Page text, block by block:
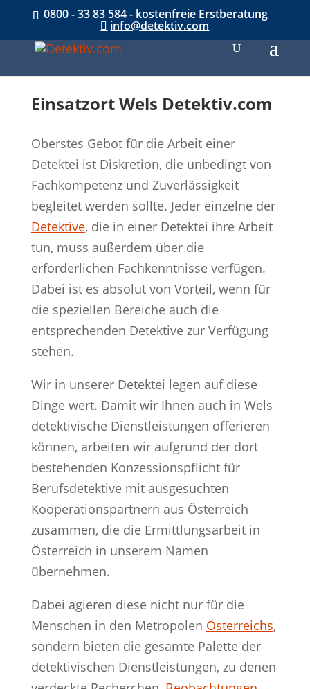
0800 - 33 83 584 - kostenfreie Erstberatung
info@detektiv.com
Einsatzort Wels Detektiv.com
Oberstes Gebot für die Arbeit einer
Detektei ist Diskretion, die unbedingt von
Fachkompetenz und Zuverlässigkeit
begleitet werden sollte. Jeder einzelne der
Detektive, die in einer Detektei ihre Arbeit
tun, muss außerdem über die
erforderlichen Fachkenntnisse verfügen.
Dabei ist es absolut von Vorteil, wenn für
die speziellen Bereiche auch die
entsprechenden Detektive zur Verfügung
stehen.
Wir in unserer Detektei legen auf diese
Dinge wert. Damit wir Ihnen auch in Wels
detektivische Dienstleistungen offerieren
können, arbeiten wir aufgrund der dort
bestehenden Konzessionspflicht für
Berufsdetektive mit ausgesuchten
Kooperationspartnern aus Österreich
zusammen, die die Ermittlungsarbeit in
Österreich in unserem Namen
übernehmen.
Dabei agieren diese nicht nur für die
Menschen in den Metropolen Österreichs,
sondern bieten die gesamte Palette der
detektivischen Dienstleistungen, zu denen